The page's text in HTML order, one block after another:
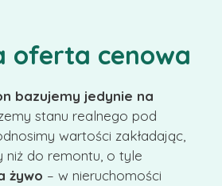
oferta cenowa
bazujemy jedynie na
stanu realnego pod
wartości zakładając,
niż do remontu, o tyle
żywo – w nieruchomości